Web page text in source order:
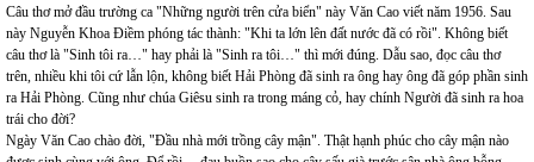
Câu thơ mở đầu trường ca "Những người trên cửa biển" này Văn Cao viết năm 1956. Sau
này Nguyễn Khoa Điềm phóng tác thành: "Khi ta lớn lên đất nước đã có rồi". Không biết
câu thơ là "Sinh tôi ra…" hay phải là "Sinh ra tôi…" thì mới đúng. Dẫu sao, đọc câu thơ
trên, nhiều khi tôi cứ lẫn lộn, không biết Hải Phòng đã sinh ra ông hay ông đã góp phần sinh
ra Hải Phòng. Cũng như chúa Giêsu sinh ra trong máng cỏ, hay chính Người đã sinh ra hoa
trái cho đời?
Ngày Văn Cao chào đời, "Đầu nhà mới trồng cây mận". Thật hạnh phúc cho cây mận nào